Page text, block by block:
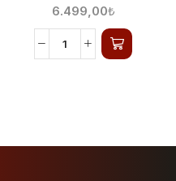
6.499,00₺